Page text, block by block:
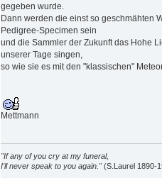
gegeben wurde.
Dann werden die einst so geschmähten
Pedigree-Specimen sein
und die Sammler der Zukunft das Hohe
unserer Tage singen,
so wie sie es mit den "klassischen"
Mettmann
"If any of you cry at my funeral,
I'll never speak to you again."(S.Laurel 1890-